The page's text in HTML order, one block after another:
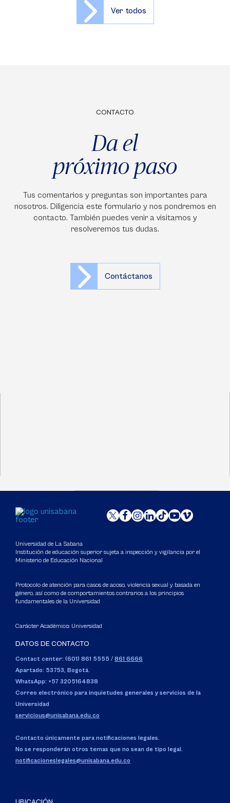
Ver todos
CONTACTO
Da el
próximo paso
Tus comentarios y preguntas son importantes para
nosotros. Diligencia este formulario y nos pondremos en
contacto. También puedes venir a visitarnos y
resolveremos tus dudas.
Contáctanos
Universidad de La Sabana
Institución de educación superior sujeta a inspección y vigilancia por el
Ministerio de Educación Nacional
Protocolo de atención para casos de acoso, violencia sexual y basada en
género, así como de comportamientos contrarios a los principios
fundamentales de la Universidad
Carácter Académico: Universidad
DATOS DE CONTACTO
Contact center: (601) 861 5555 / 861 6666
Apartado: 53753, Bogotá.
WhatsApp: +57 3205164838
Correo electrónico para inquietudes generales y servicios de la
Universidad
servicious@unisabana.edu.co
Contacto únicamente para notificaciones legales.
No se responderán otros temas que no sean de tipo legal.
notificacioneslegales@unisabana.edu.co